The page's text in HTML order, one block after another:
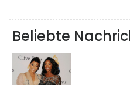
Beliebte